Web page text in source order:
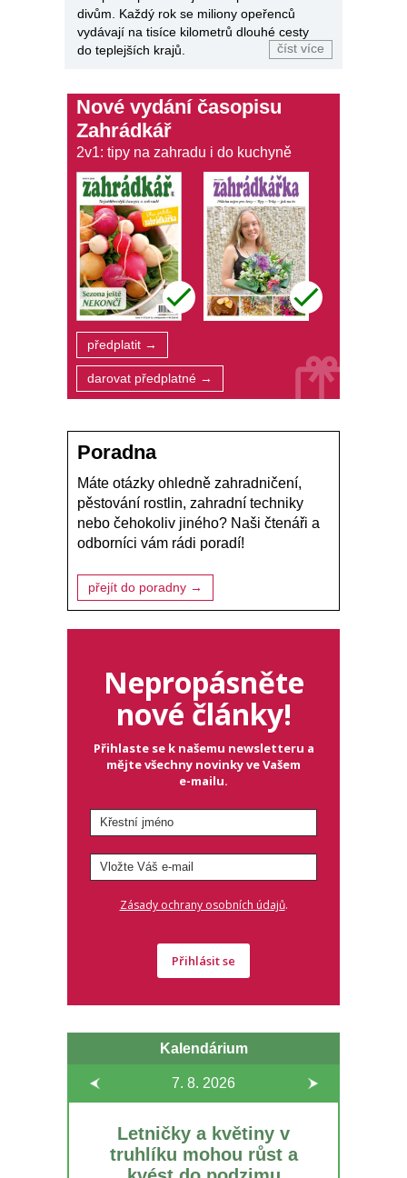
divům. Každý rok se miliony opeřenců
vydávají na tisíce kilometrů dlouhé cesty
do teplejších krajů.
číst více
Nové vydání časopisu
Zahrádkář
2v1: tipy na zahradu i do kuchyně
předplatit →
darovat předplatné →
Poradna
Máte otázky ohledně zahradničení,
pěstování rostlin, zahradní techniky
nebo čehokoliv jiného? Naši čtenáři a
odborníci vám rádi poradí!
přejít do poradny →
Nepropásněte
nové články!
Přihlaste se k našemu newsletteru a
mějte všechny novinky ve Vašem
e-mailu.
Zásady ochrany osobních údajů.
Přihlásit se
Kalendárium
7. 8. 2026
Letničky a květiny v
truhlíku mohou růst a